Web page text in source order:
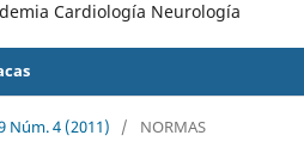
Cardiología Neurología
Núm. 4 (2011) / NORMAS